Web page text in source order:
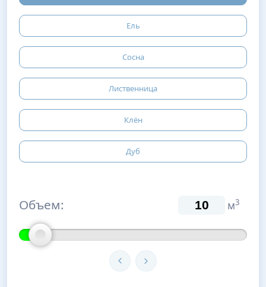
Ель
Сосна
Лиственница
Клён
Дуб
Объем: м3